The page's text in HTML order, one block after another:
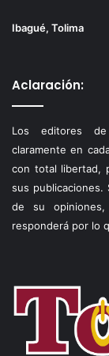
Ibagué, Tolima
Aclaración:
Los editores de
claramente en
con total libertad,
sus publicaciones.
de su
responderá por lo